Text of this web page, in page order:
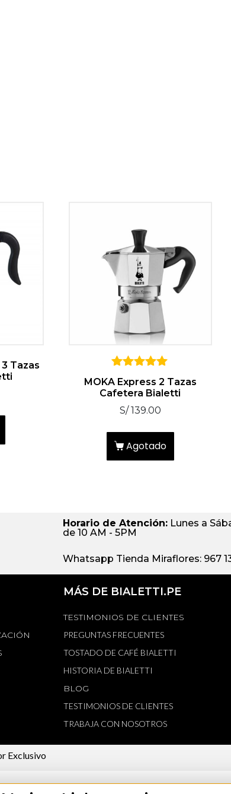
Tazas
sobre 5
MOKA Express 2 Tazas
Cafetera Bialetti
S/139.00
Agotado
Horario de Atención:Lunes a
de 10 AM - 5PM
Whatsapp Tienda Miraflores: 967
MÁS DE BIALETTI.PE
TESTIMONIOS DE CLIENTES
PREGUNTAS FRECUENTES
TOSTADO DE CAFÉ BIALETTI
HISTORIA DE BIALETTI
BLOG
TESTIMONIOS DE CLIENTES
TRABAJA CON NOSOTROS
Exclusivo